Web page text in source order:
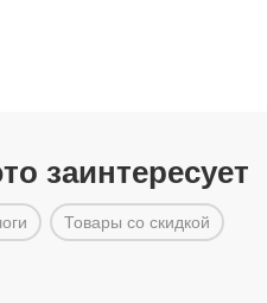
заинтересует
Товары со скидкой